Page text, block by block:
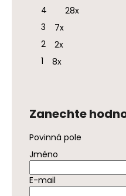
4
28x
3
7x
2
2x
1
8x
Zanechte
Povinná pole
Jméno
E-mail